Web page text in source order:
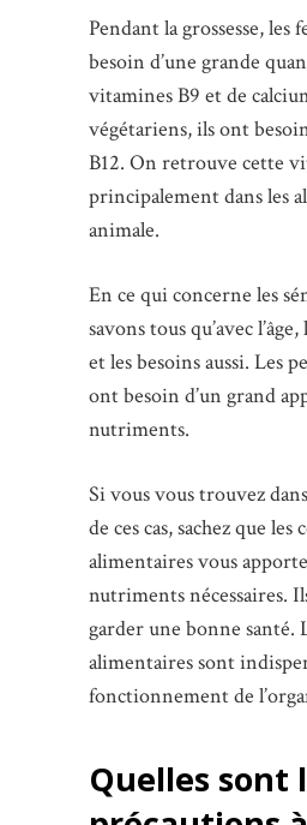
Pendant la grossesse, les
besoin d’une grande
vitamines B9 et de
végétariens, ils ont
B12. On retrouve cette
principalement dans les
animale.
En ce qui concerne les
savons tous qu’avec
et les besoins aussi. Les
ont besoin d’un grand
nutriments.
Si vous vous trouvez
de ces cas, sachez que
alimentaires vous
nutriments nécessaires.
garder une bonne santé.
alimentaires sont
fonctionnement de
Quelles sont